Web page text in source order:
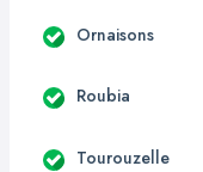
Ornaisons
Roubia
Tourouzelle